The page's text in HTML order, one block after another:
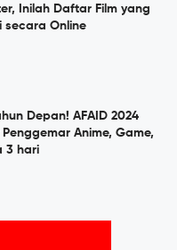
Inilah Daftar Film yang
secara Online
Depan! AFAID 2024
Anime, Game,
3 hari